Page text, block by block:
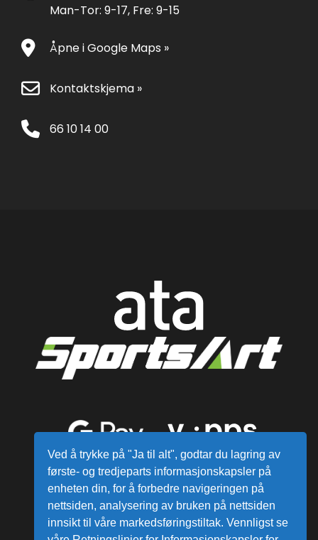
Man-Tor: 9-17, Fre: 9-15
Åpne i Google Maps »
Kontaktskjema »
66 10 14 00
Ved å trykke på "Ja til alt", godtar du lagring av
første- og tredjeparts informasjonskapsler på
enheten din, for å forbedre navigeringen på
nettsiden, analysering av bruken på nettsiden
innsikt til våre markedsføringstiltak. Vennligst se